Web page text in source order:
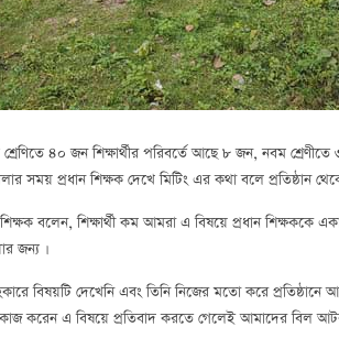
৪০ জন শিক্ষার্থীর পরিবর্তে আছে ৮ জন, নবম শ্রেণীতে
সময় প্রধান শিক্ষক দেখে মিটিং এর কথা বলে প্রতিষ্ঠান
শিক্ষক বলেন, শিক্ষার্থী কম আমরা এ বিষয়ে প্রধান শিক্ষককে
জন্য ।
বিষয়টি দেখেনি এবং তিনি নিজের মতো করে
করেন এ বিষয়ে প্রতিবাদ করতে গেলেই আমাদের বিল